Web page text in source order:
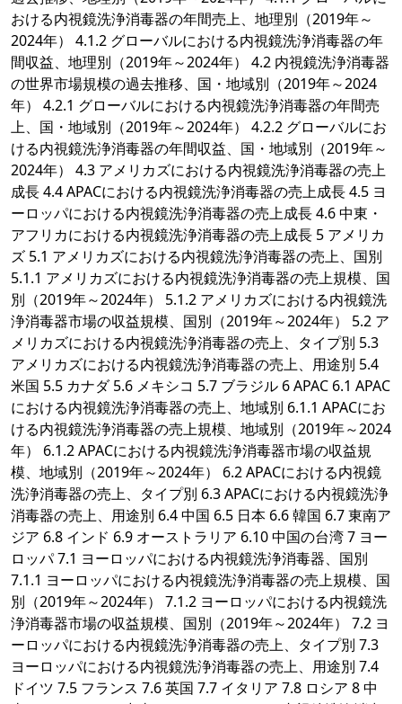
おける内視鏡洗浄消毒器の年間売上、地理別（2019年～
2024年） 4.1.2 グローバルにおける内視鏡洗浄消毒器の年
間収益、地理別（2019年～2024年） 4.2 内視鏡洗浄消毒器
の世界市場規模の過去推移、国・地域別（2019年～2024
年） 4.2.1 グローバルにおける内視鏡洗浄消毒器の年間売
上、国・地域別（2019年～2024年） 4.2.2 グローバルにお
ける内視鏡洗浄消毒器の年間収益、国・地域別（2019年～
2024年） 4.3 アメリカズにおける内視鏡洗浄消毒器の売上
成長 4.4 APACにおける内視鏡洗浄消毒器の売上成長 4.5 ヨ
ーロッパにおける内視鏡洗浄消毒器の売上成長 4.6 中東・
アフリカにおける内視鏡洗浄消毒器の売上成長 5 アメリカ
ズ 5.1 アメリカズにおける内視鏡洗浄消毒器の売上、国別
5.1.1 アメリカズにおける内視鏡洗浄消毒器の売上規模、国
別（2019年～2024年） 5.1.2 アメリカズにおける内視鏡洗
浄消毒器市場の収益規模、国別（2019年～2024年） 5.2 ア
メリカズにおける内視鏡洗浄消毒器の売上、タイプ別 5.3
アメリカズにおける内視鏡洗浄消毒器の売上、用途別 5.4
米国 5.5 カナダ 5.6 メキシコ 5.7 ブラジル 6 APAC 6.1 APAC
における内視鏡洗浄消毒器の売上、地域別 6.1.1 APACにお
ける内視鏡洗浄消毒器の売上規模、地域別（2019年～2024
年） 6.1.2 APACにおける内視鏡洗浄消毒器市場の収益規
模、地域別（2019年～2024年） 6.2 APACにおける内視鏡
洗浄消毒器の売上、タイプ別 6.3 APACにおける内視鏡洗浄
消毒器の売上、用途別 6.4 中国 6.5 日本 6.6 韓国 6.7 東南ア
ジア 6.8 インド 6.9 オーストラリア 6.10 中国の台湾 7 ヨー
ロッパ 7.1 ヨーロッパにおける内視鏡洗浄消毒器、国別
7.1.1 ヨーロッパにおける内視鏡洗浄消毒器の売上規模、国
別（2019年～2024年） 7.1.2 ヨーロッパにおける内視鏡洗
浄消毒器市場の収益規模、国別（2019年～2024年） 7.2 ヨ
ーロッパにおける内視鏡洗浄消毒器の売上、タイプ別 7.3
ヨーロッパにおける内視鏡洗浄消毒器の売上、用途別 7.4
ドイツ 7.5 フランス 7.6 英国 7.7 イタリア 7.8 ロシア 8 中